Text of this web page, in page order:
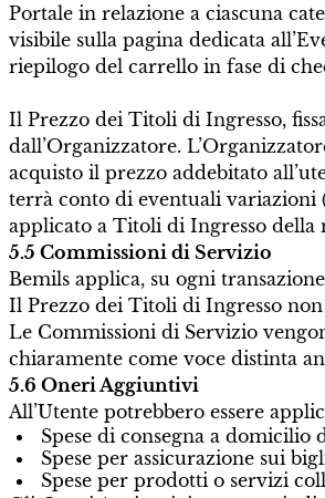
Portale in relazione a ciascuna
visibile sulla pagina dedicata
riepilogo del carrello in fase di
Il Prezzo dei Titoli di Ingresso,
dall’Organizzatore.
acquisto il prezzo addebitato
terrà conto di eventuali variazioni
applicato a Titoli di Ingresso della
5.5 Commissioni di Servizio
Bemils applica, su ogni
Il Prezzo dei Titoli di Ingresso
Le Commissioni di Servizio
chiaramente come voce distinta
5.6 Oneri Aggiuntivi
All’Utente potrebbero essere
Spese di consegna a domicilio
Spese per assicurazione sui
Spese per prodotti o servizi